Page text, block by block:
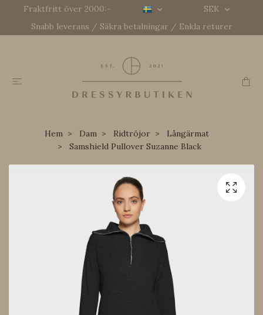
Fraktfritt över 2000:-
SEK
Snabb leverans / Säkra betalningar / Enkla returer
Hem Dam Ridtröjor
Långärmat
Samshield Pullover Suzanne Black